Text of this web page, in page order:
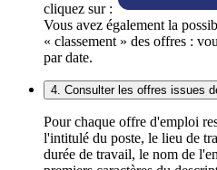
cliquez sur :
Vous avez également la
« classement » des offres :
par date.
4. Consulter les offres issues
Pour chaque offre d'emploi
l'intitulé du poste, le lieu de
durée de travail, le nom de